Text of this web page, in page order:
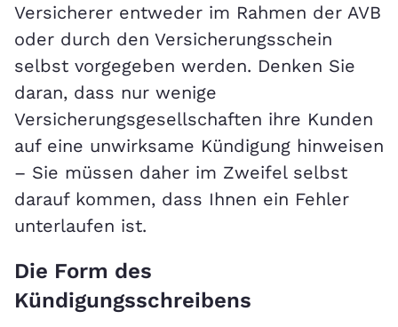
Versicherer entweder im Rahmen der AVB
oder durch den Versicherungsschein
selbst vorgegeben werden. Denken Sie
daran, dass nur wenige
Versicherungsgesellschaften ihre Kunden
auf eine unwirksame Kündigung hinweisen
– Sie müssen daher im Zweifel selbst
darauf kommen, dass Ihnen ein Fehler
unterlaufen ist.
Die Form des
Kündigungsschreibens